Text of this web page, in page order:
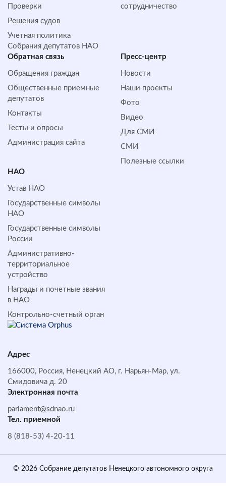
Проверки
Решения судов
Учетная политика
Собрания депутатов НАО
сотрудничество
Обратная cвязь
Обращения граждан
Общественные приемные
депутатов
Контакты
Тесты и опросы
Администрация сайта
Пресс-центр
Новости
Наши проекты
Фото
Видео
Для СМИ
СМИ
Полезные ссылки
НАО
Устав НАО
Государственные символы
НАО
Государственные символы
России
Административно-
территориальное
устройство
Награды и почетные звания
в НАО
Контрольно-счетный орган
Адрес
166000, Россия, Ненецкий АО, г. Нарьян-Мар, ул.
Смидовича д. 20
Электронная почта
parlament@sdnao.ru
Тел. приемной
8 (818-53) 4-20-11
© 2026 Собрание депутатов Ненецкого автономного округа